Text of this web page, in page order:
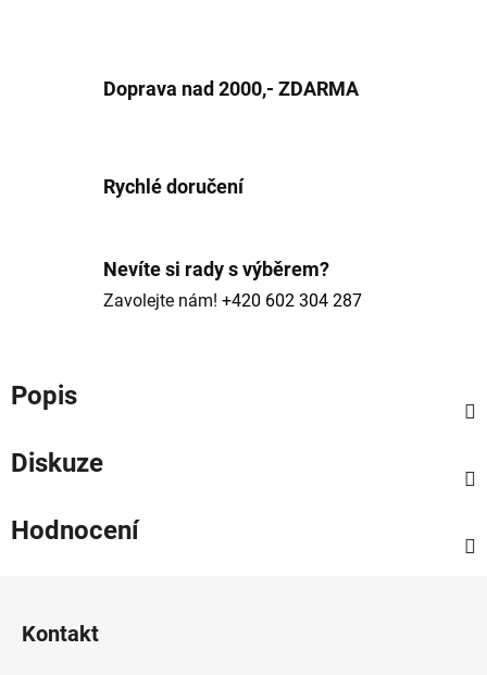
Doprava nad 2000,- ZDARMA
Rychlé doručení
Nevíte si rady s výběrem?
Zavolejte nám! +420 602 304 287
Popis
Diskuze
Hodnocení
Kontakt